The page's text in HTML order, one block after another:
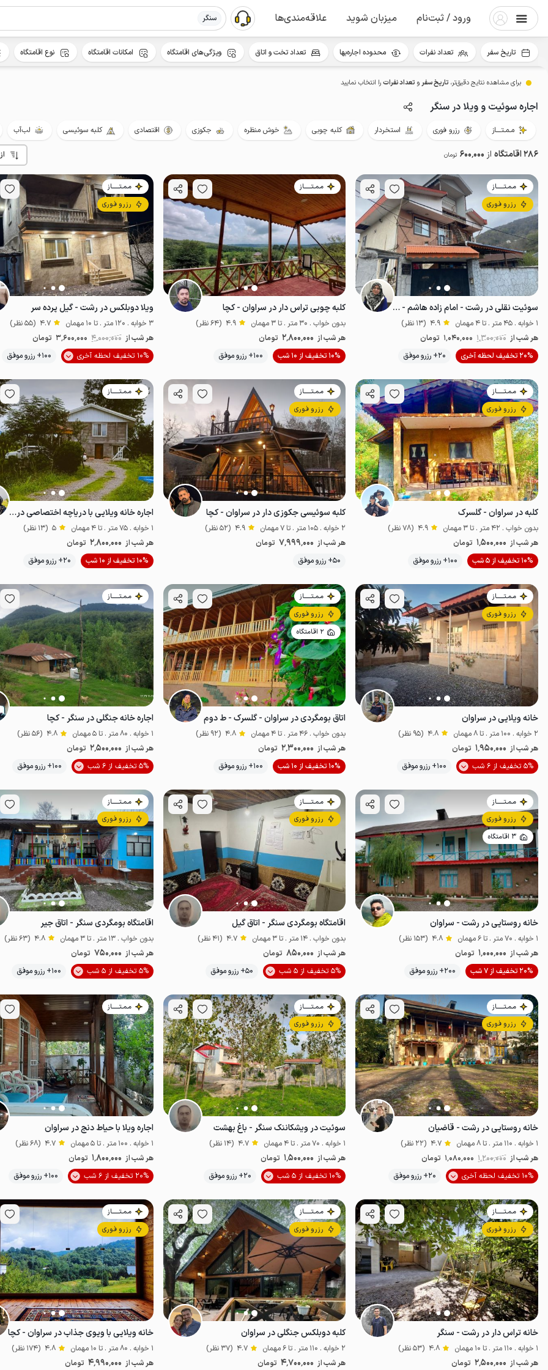
ورود / ثبت‌نام میزبان شوید علاقه‌مندی‌ها سنگر
برای مشاهده نتایج دقیق‌تر، تاریخ سفرو تعداد نفراترا انتخاب نمایید
اجاره سوئیت و ویلا در سنگر
مـمـتــــاز رزرو فوری استخردار کلبه چوبی خوش منظره جکوزی اقتصادی کلبه سوئیسی لب‌آب
286 اقامتگاه از 600٬000 تومان
مـمـتــــــاز
رزرو فوری
سوئیت نقلی در رشت - امام زاده هاشم - ط۳
1 خوابه . 45 متر . تا 4 مهمان 4.9 (13 نظر)
هر شب از 1٬300٬000 1٬040٬000 تومان
20% تخفیف لحظه آخری
20+ رزرو موفق اقتصادی ضدعفونی‌شده موقعیت در نقشه
مـمـتــــــاز
کلبه چوبی تراس دار در سراوان - کچا
بدون خواب . 30 متر . تا 3 مهمان 4.9 (64 نظر)
هر شب از 2٬800٬000 تومان
10% تخفیف از 10 شب
100+ رزرو موفق خوش منظره
مـمـتــــــاز
رزرو فوری
ویلا دوبلکس در رشت - گیل پرده سر
3 خوابه . 120 متر . تا 10 مهمان 4.7 (55 نظر)
هر شب از 4٬000٬000 3٬600٬000 تومان
10% تخفیف لحظه آخری
100+ رزرو موفق
مـمـتــــــاز
رزرو فوری
کلبه در سراوان - گلسرک
بدون خواب . 42 متر . تا 3 مهمان 4.9 (78 نظر)
هر شب از 1٬500٬000 تومان
10% تخفیف از 5 شب
100+ رزرو موفق اقتصادی موقعیت در نقشه
مـمـتــــــاز
رزرو فوری
کلبه سوئیسی جکوزی دار در سراوان - کچا
2 خوابه . 105 متر . تا 7 مهمان 4.9 (52 نظر)
هر شب از 7٬999٬000 تومان
50+ رزرو موفق
خوش منظره
مـمـتــــــاز
اجاره خانه ویلایی با دریاچه اختصاصی در سراوان
1 خوابه . 75 متر . تا 4 مهمان 5 (13 نظر)
هر شب از 2٬800٬000 تومان
10% تخفیف از 10 شب
20+ رزرو موفق
مـمـتــــــاز
رزرو فوری
خانه ویلایی در سراوان
2 خوابه . 100 متر . تا 8 مهمان 4.8 (95 نظر)
هر شب از 1٬950٬000 تومان
5% تخفیف از 6 شب
100+ رزرو موفق ضدعفونی‌شده موقعیت در نقشه
مـمـتــــــاز
رزرو فوری
2 اقامتگاه
اتاق بومگردی در سراوان - گلسرک - ط دوم
بدون خواب . 46 متر . تا 4 مهمان 4.8 (92 نظر)
هر شب از 2٬300٬000 تومان
10% تخفیف از 10 شب
100+ رزرو موفق خوش غذا ضدعفونی‌شده
مـمـتــــــاز
اجاره خانه جنگلی در سنگر - کچا
1 خوابه . 80 متر . تا 5 مهمان 4.8 (56 نظر)
هر شب از 2٬500٬000 تومان
5% تخفیف از 6 شب
100+ رزرو موفق
مـمـتــــــاز
رزرو فوری
3 اقامتگاه
خانه روستایی در رشت - سراوان
1 خوابه . 70 متر . تا 6 مهمان 4.8 (153 نظر)
هر شب از 1٬000٬000 تومان
20% تخفیف از 7 شب
200+ رزرو موفق اقتصادی موقعیت در نقشه
مـمـتــــــاز
رزرو فوری
اقامتگاه بومگردی سنگر - اتاق گیل
بدون خواب . 14 متر . تا 3 مهمان 4.7 (41 نظر)
هر شب از 850٬000 تومان
5% تخفیف از 5 شب
50+ رزرو موفق اقتصادی
مـمـتــــــاز
رزرو فوری
اقامتگاه بومگردی سنگر - اتاق جیر
بدون خواب . 13 متر . تا 3 مهمان 4.8 (63 نظر)
هر شب از 750٬000 تومان
5% تخفیف از 5 شب
100+ رزرو موفق
مـمـتــــــاز
رزرو فوری
خانه روستایی در رشت - قاضیان
1 خوابه . 110 متر . تا 8 مهمان 4.7 (22 نظر)
هر شب از 1٬200٬000 1٬080٬000 تومان
10% تخفیف لحظه آخری
20+ رزرو موفق خوش منظره اقتصادی موقعیت در نقشه
مـمـتــــــاز
رزرو فوری
سوئیت در ویشکاننک سنگر - باغ بهشت
1 خوابه . 70 متر . تا 4 مهمان 4.7 (14 نظر)
هر شب از 1٬500٬000 تومان
10% تخفیف از 5 شب
20+ رزرو موفق اقتصادی
مـمـتــــــاز
اجاره ویلا با حیاط دنج در سراوان
1 خوابه . 100 متر . تا 5 مهمان 4.7 (68 نظر)
هر شب از 1٬800٬000 تومان
20% تخفیف از 6 شب
100+ رزرو موفق
مـمـتــــــاز
رزرو فوری
خانه تراس دار در رشت - سنگر
1 خوابه . 110 متر . تا 10 مهمان 4.8 (53 نظر)
هر شب از 2٬500٬000 تومان
مـمـتــــــاز
رزرو فوری
کلبه دوبلکس جنگلی در سراوان
2 خوابه . 110 متر . تا 6 مهمان 4.7 (37 نظر)
هر شب از 4٬700٬000 تومان
مـمـتــــــاز
رزرو فوری
خانه ویلایی با ویوی جذاب در سراوان - کچا
1 خوابه . 80 متر . تا 10 مهمان 4.8 (174 نظر)
هر شب از 4٬990٬000 تومان
تاریخ سفر تعداد نفرات محدوده اجاره‌بها تعداد تخت و اتاق ویژگی‌های اقامتگاه امکانات اقامتگاه نوع اقامتگاه